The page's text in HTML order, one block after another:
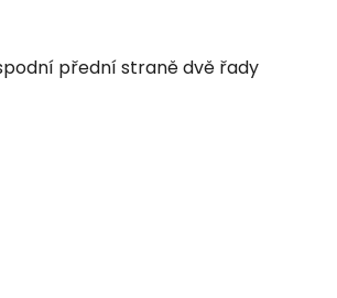
přední straně dvě řady